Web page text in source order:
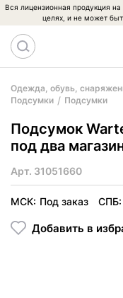
Вся лицензионная продукция
целях, и не может
Одежда, обувь,
Подсумки
Подсумки
Подсумок
под два
Арт. 31051660
МСК: Под заказ СПБ:
Добавить в